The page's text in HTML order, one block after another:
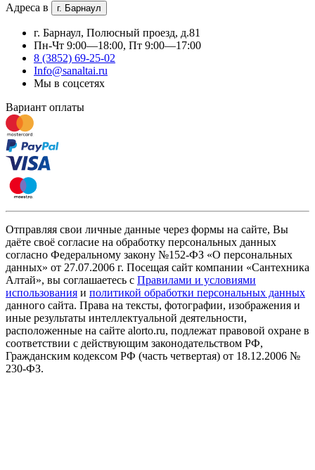
Адреса в г. Барнаул
г. Барнаул, Полюсный проезд, д.81
Пн-Чт 9:00—18:00, Пт 9:00—17:00
8 (3852) 69-25-02
Info@sanaltai.ru
Мы в соцсетях
Вариант оплаты
Отправляя свои личные данные через формы на сайте, Вы
даёте своё согласие на обработку персональных данных
согласно Федеральному закону №152-ФЗ «О персональных
данных» от 27.07.2006 г. Посещая сайт компании «Cантехника
Алтай», вы соглашаетесь с Правилами и условиями
использования и политикой обработки персональных данных
данного сайта. Права на тексты, фотографии, изображения и
иные результаты интеллектуальной деятельности,
расположенные на сайте alorto.ru, подлежат правовой охране в
соответствии с действующим законодательством РФ,
Гражданским кодексом РФ (часть четвертая) от 18.12.2006 №
230-ФЗ.